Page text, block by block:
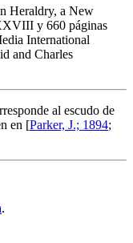
Heraldry, a New
y 660 páginas
International
and Charles
al escudo de
en [Parker, J.; 1894;
.